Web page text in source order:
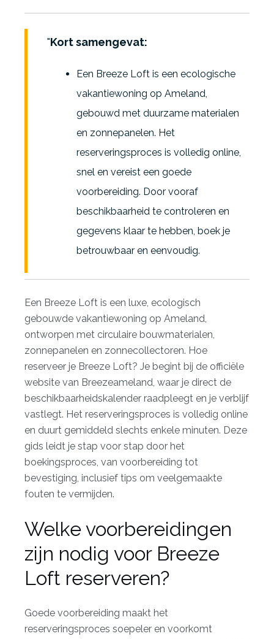
Kort samengevat:
Een Breeze Loft is een ecologische
vakantiewoning op Ameland,
gebouwd met duurzame materialen
en zonnepanelen. Het
reserveringsproces is volledig online,
snel en vereist een goede
voorbereiding. Door vooraf
beschikbaarheid te controleren en
gegevens klaar te hebben, boek je
betrouwbaar en eenvoudig.
Een Breeze Loft is een luxe, ecologisch
gebouwde vakantiewoning op Ameland,
ontworpen met circulaire bouwmaterialen,
zonnepanelen en zonnecollectoren. Hoe
reserveer je Breeze Loft? Je begint bij de officiële
website van Breezeameland, waar je direct de
beschikbaarheidskalender raadpleegt en je verblijf
vastlegt. Het reserveringsproces is volledig online
en duurt gemiddeld slechts enkele minuten. Deze
gids leidt je stap voor stap door het
boekingsproces, van voorbereiding tot
bevestiging, inclusief tips om veelgemaakte
fouten te vermijden.
Welke voorbereidingen
zijn nodig voor Breeze
Loft reserveren?
Goede voorbereiding maakt het
reserveringsproces soepeler en voorkomt